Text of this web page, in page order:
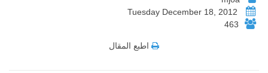
463
اطبع المقال